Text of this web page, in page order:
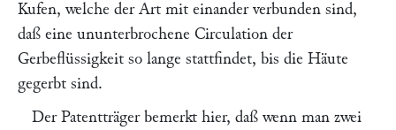
Kufen, welche der Art mit einander verbunden sind,
daß eine ununterbrochene Circulation der
Gerbeflüssigkeit so lange stattfindet, bis die Häute
gegerbt sind.
Der Patentträger bemerkt hier, daß wenn man zwei